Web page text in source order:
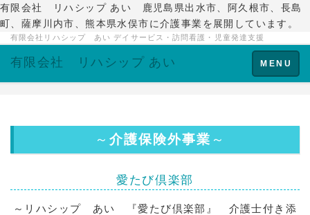
有限会社 リハシップ あい 鹿児島県出水市、阿久根市、長島
町、薩摩川内市、熊本県水俣市に介護事業を展開しています。
有限会社リハシップ あい デイサービス・訪問看護・児童発達支援
Toggle
navigation
MENU
有限会社 リハシップ あい
～介護保険外事業 ～
愛たび倶楽部
～リハシップ あい 『愛たび倶楽部』 介護士付き添